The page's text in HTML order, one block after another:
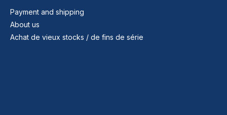
Payment and shipping
About us
Achat de vieux stocks / de fins de série